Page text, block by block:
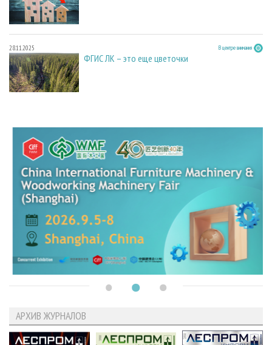
28.11.2025 В центре внимания
ФГИС ЛК – это еще цветочки
АРХИВ ЖУРНАЛОВ